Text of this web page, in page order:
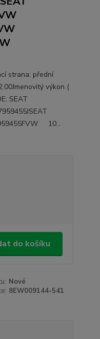
strana: přední
výkon (
SEAT
10...
do košíku
Nové
8EW009144-541